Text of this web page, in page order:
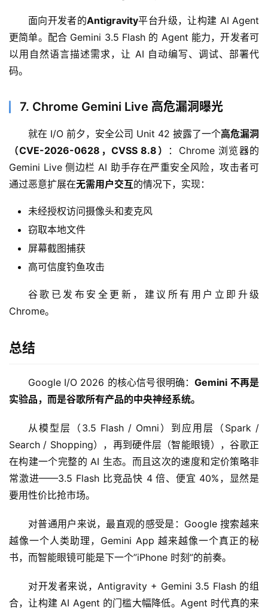
应
用
业
文
程
模
架
报
面向开发者的Antigravity平台升级，让构建 AI Agent
更简单。配合 Gemini 3.5 Flash 的 Agent 能力，开发者可
以用自然语言描述需求，让 AI 自动编写、调试、部署代
码。
7. Chrome Gemini Live 高危漏洞曝光
就在 I/O 前夕，安全公司 Unit 42 披露了一个高危漏洞
（CVE-2026-0628，CVSS 8.8）
：Chrome 浏览器的
Gemini Live 侧边栏 AI 助手存在严重安全风险，攻击者可
通过恶意扩展在无需用户交互的情况下，实现：
未经授权访问摄像头和麦克风
窃取本地文件
屏幕截图捕获
高可信度钓鱼攻击
谷歌已发布安全更新，建议所有用户立即升级
Chrome。
总结
Google I/O 2026 的核心信号很明确：Gemini 不再是
实验品，而是谷歌所有产品的中央神经系统。
从模型层（3.5 Flash / Omni）到应用层（Spark /
Search / Shopping），再到硬件层（智能眼镜），谷歌正
在构建一个完整的 AI 生态。而且这次的速度和定价策略非
常激进——3.5 Flash 比竞品快 4 倍、便宜 40%，显然是
要用性价比抢市场。
对普通用户来说，最直观的感受是：Google 搜索越来
越像一个人类助理，Gemini App 越来越像一个真正的秘
书，而智能眼镜可能是下一个”iPhone 时刻”的前奏。
对开发者来说，Antigravity + Gemini 3.5 Flash 的组
合，让构建 AI Agent 的门槛大幅降低。Agent 时代真的来